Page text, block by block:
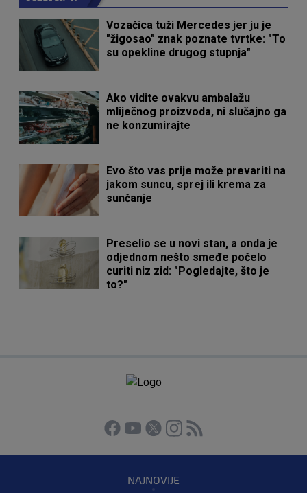
Vozačica tuži Mercedes jer ju je
"žigosao" znak poznate tvrtke: "To
su opekline drugog stupnja"
Ako vidite ovakvu ambalažu
mliječnog proizvoda, ni slučajno ga
ne konzumirajte
Evo što vas prije može prevariti na
jakom suncu, sprej ili krema za
sunčanje
Preselio se u novi stan, a onda je
odjednom nešto smeđe počelo
curiti niz zid: "Pogledajte, što je
to?"
NAJNOVIJE